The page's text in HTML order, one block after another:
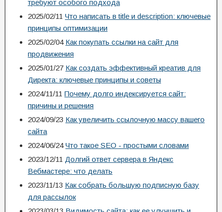
требуют особого подхода
2025/02/11 Что написать в title и description: ключевые
принципы оптимизации
2025/02/04 Как покупать ссылки на сайт для
продвижения
2025/01/27 Как создать эффективный креатив для
Директа: ключевые принципы и советы
2024/11/11 Почему долго индексируется сайт:
причины и решения
2024/09/23 Как увеличить ссылочную массу вашего
сайта
2024/06/24 Что такое SEO - простыми словами
2023/12/11 Долгий ответ сервера в Яндекс
Вебмастере: что делать
2023/11/13 Как собрать большую подписную базу
для рассылок